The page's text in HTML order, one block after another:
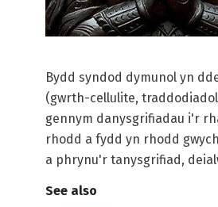
Bydd syndod dymunol yn
(gwrth-cellulite,
gennym danysgrifiadau i'r
rhodd a fydd yn rhodd
a phrynu'r tanysgrifiad,
See also